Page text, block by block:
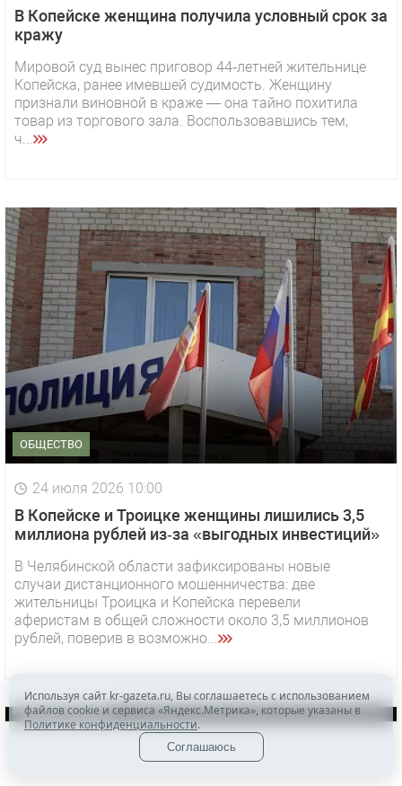
В Копейске женщина получила условный срок за
кражу
Мировой суд вынес приговор 44‑летней жительнице
Копейска, ранее имевшей судимость. Женщину
признали виновной в краже — она тайно похитила
товар из торгового зала. Воспользовавшись тем,
ч...
ОБЩЕСТВО
24 июля 2026 10:00
В Копейске и Троицке женщины лишились 3,5
миллиона рублей из‑за «выгодных инвестиций»
В Челябинской области зафиксированы новые
случаи дистанционного мошенничества: две
жительницы Троицка и Копейска перевели
аферистам в общей сложности около 3,5 миллионов
рублей, поверив в возможно...
1 видео СМОТРЕТЬ
29 октября 2025 15:50
«Звезда» Метрана стала главным героем нового
ОФИЦИАЛЬНО
Используя сайт kr-gazeta.ru, Вы соглашаетесь с использованием
файлов cookie и сервиса «Яндекс.Метрика», которые указаны в
Политике конфиденциальности.
Соглашаюсь